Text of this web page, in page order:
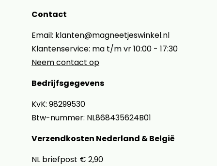
Contact
Email: klanten@magneetjeswinkel.nl
Klantenservice: ma t/m vr 10:00 - 17:30
Neem contact op
Bedrijfsgegevens
KvK: 98299530
Btw-nummer: NL868435624B01
Verzendkosten Nederland & België
NL briefpost € 2,90